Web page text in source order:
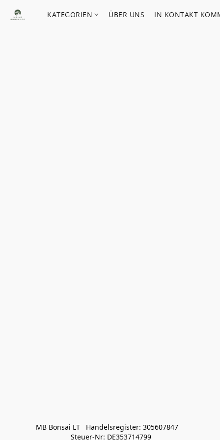
KATEGORIEN ÜBER UNS IN KONTAKT
MB Bonsai LT   Handelsregister: 305607847
Steuer-Nr: DE353714799